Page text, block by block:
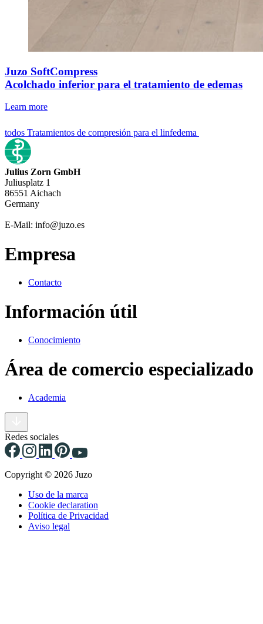
Juzo SoftCompress
Acolchado inferior para el tratamiento de edemas
Learn more
todos Tratamientos de compresión para el linfedema
Julius Zorn GmbH
Juliusplatz 1
86551 Aichach
Germany
E-Mail: info@juzo.es
Empresa
Contacto
Información útil
Conocimiento
Área de comercio especializado
Academia
Redes sociales
Copyright © 2026 Juzo
Uso de la marca
Cookie declaration
Política de Privacidad
Aviso legal